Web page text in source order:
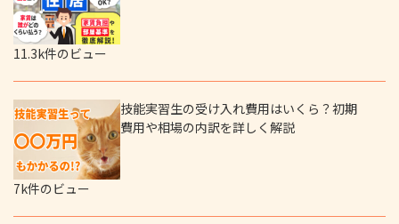
11.3k件のビュー
技能実習生の受け入れ費用はいくら？初期
費用や相場の内訳を詳しく解説
7k件のビュー